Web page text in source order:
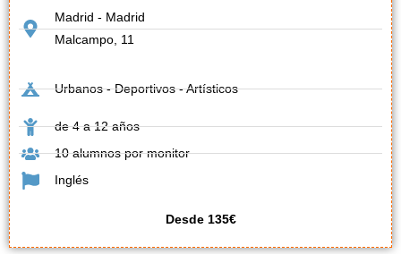
Madrid - Madrid
Malcampo, 11
Urbanos - Deportivos - Artísticos
de 4 a 12 años
10 alumnos por monitor
Inglés
Desde 135€